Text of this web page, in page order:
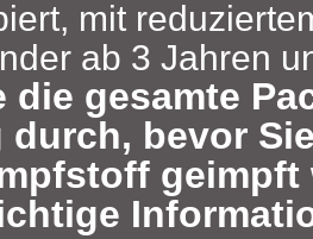
mit
ab 3 Jahren
die gesamte
bevor
geimpft